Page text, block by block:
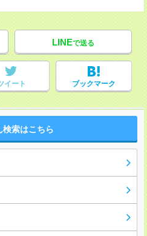
LINEで送る
イート ブックマーク
検索はこちら